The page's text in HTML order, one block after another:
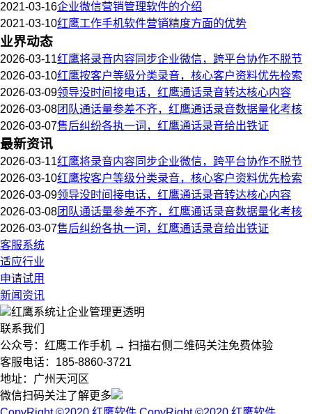
2021-03-16企业微信营销管理软件的介绍
2021-03-10红鹰工作手机软件营销精度方面的优势
业界动态
2026-03-11红鹰将录音内容同步企业微信，跨平台协作不脱节
2026-03-10红鹰按客户等级分类录音，核心客户资料优先检索
2026-03-09领导没时间接电话，红鹰通话录音转达核心内容
2026-03-08团队通话量参差不齐，红鹰通话录音数据量化考核
2026-03-07售后纠纷各执一词，红鹰通话录音给出铁证
最新资讯
2026-03-11红鹰将录音内容同步企业微信，跨平台协作不脱节
2026-03-10红鹰按客户等级分类录音，核心客户资料优先检索
2026-03-09领导没时间接电话，红鹰通话录音转达核心内容
2026-03-08团队通话量参差不齐，红鹰通话录音数据量化考核
2026-03-07售后纠纷各执一词，红鹰通话录音给出铁证
客服系统
适应行业
申请试用
新闻资讯
红鹰系统让企业管理更透明
联系我们
公众号：红鹰工作手机 → 扫描右侧二维码关注免费体验
客服电话：185-8860-3721
地址：广州天河区
微信扫码关注了解更多